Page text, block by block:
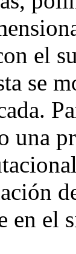
el
se
una
en el